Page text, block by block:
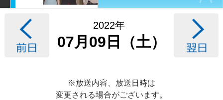
2022年
07月09日（土）
※放送内容、放送日時は
変更される場合がございます。